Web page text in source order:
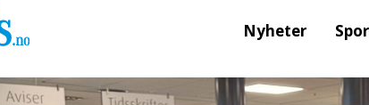
Nyheter